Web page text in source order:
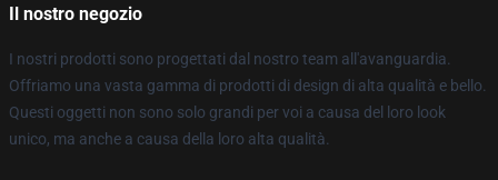
Il nostro negozio
I nostri prodotti sono progettati dal nostro team all'avanguardia.
Offriamo una vasta gamma di prodotti di design di alta qualità e bello.
Questi oggetti non sono solo grandi per voi a causa del loro look
unico, ma anche a causa della loro alta qualità.